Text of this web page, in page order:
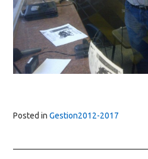
Posted in Gestion2012-2017